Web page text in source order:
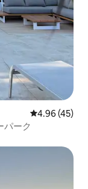
レビュー45
4.96 (45)
パーク